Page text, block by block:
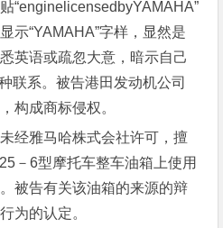
“enginelicensedbyYAMAHA”
示“YAMAHA”字样，显然是
英语或疏忽大意，暗示自己
联系。被告港田发动机公司
构成商标侵权。
雅马哈株式会社许可，擅
－6型摩托车整车油箱上使用
被告有关该油箱的来源的辩
为的认定。